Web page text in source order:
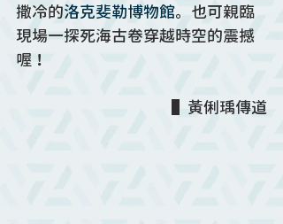
撒冷的洛克斐勒博物館。也可親臨
現場一探死海古卷穿越時空的震撼
喔！
▌黃俐瑀傳道